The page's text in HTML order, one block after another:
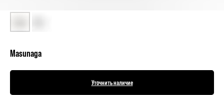
Masunaga
Уточнить наличие